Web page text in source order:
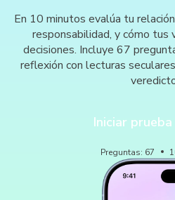
En 10 minutos evalúa tu
responsabilidad, y cómo tus
decisiones. Incluye 67
reflexión con lecturas
Iniciar
Preguntas: 67